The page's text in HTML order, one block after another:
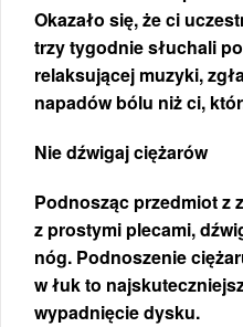
Okazało się, że ci
trzy tygodnie słuchali
relaksującej muzyki,
napadów bólu niż ci,
Nie dźwigaj ciężarów
Podnosząc przedmiot z
z prostymi plecami,
nóg. Podnoszenie
w łuk to
wypadnięcie dysku.